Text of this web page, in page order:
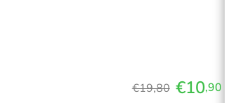
€19,80 €10,90